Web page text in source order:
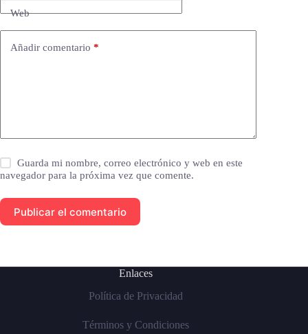
Web
Añadir comentario *
Guarda mi nombre, correo electrónico y web en este
navegador para la próxima vez que comente.
Publicar el comentario
Enlaces
Política de Privacidad
Términos y Condiciones